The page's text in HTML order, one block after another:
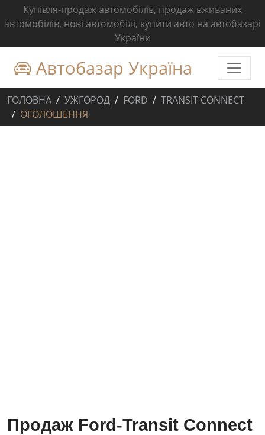
Купівля-продаж автомобілів, продаж вживаних
автомобілів, нові автомобілі, купити авто на автобазарі
України
Автобазар Україна
ГОЛОВНА УЖГОРОД FORD
TRANSIT CONNECT
ОГОЛОШЕННЯ
Продаж Ford-Transit Connect